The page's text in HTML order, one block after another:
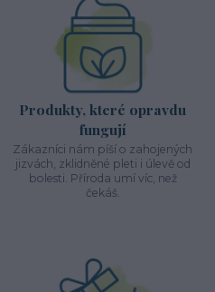
Produkty, které opravdu
fungují
Zákazníci nám píší o zahojených
jizvách, zklidněné pleti i úlevě od
bolesti. Příroda umí víc, než
čekáš.